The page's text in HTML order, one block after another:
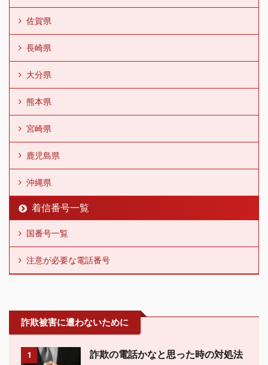
佐賀県
長崎県
大分県
熊本県
宮崎県
鹿児島県
沖縄県
着信番号一覧
国番号一覧
注意が必要な電話番号
詐欺被害に遭わないために
1 詐欺の電話かなと思った時の対処法